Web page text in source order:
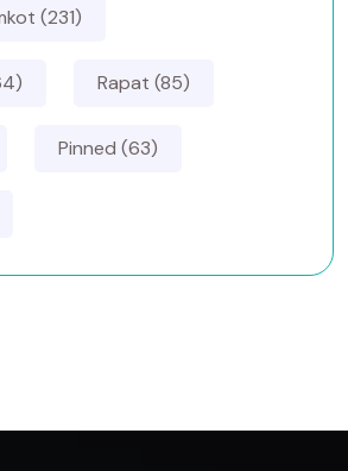
(231)
Rapat (85)
Pinned (63)